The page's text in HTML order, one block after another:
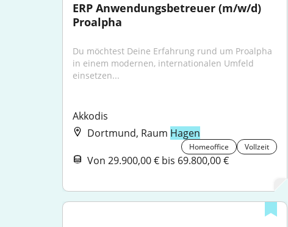
ERP Anwendungsbetreuer (m/w/d)
Proalpha
Du möchtest Deine Erfahrung rund um Proalpha
in einem modernen, internationalen Umfeld
einsetzen...
Akkodis
Dortmund, Raum Hagen
Homeoffice Vollzeit
Von 29.900,00 € bis 69.800,00 €